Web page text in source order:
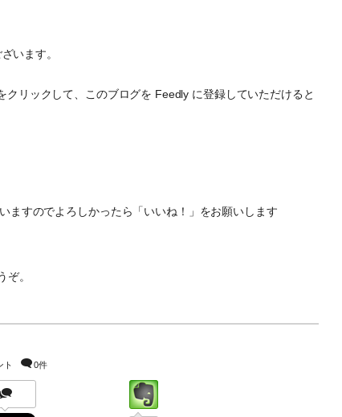
います。
クリックして、このブログを Feedly に登録していただけると
ますのでよろしかったら「いいね！」をお願いします
ぞ。
ト 0件